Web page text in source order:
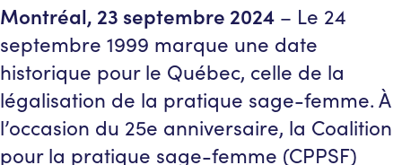
Montréal, 23 septembre 2024 – Le 24
septembre 1999 marque une date
historique pour le Québec, celle de la
légalisation de la pratique sage-femme. À
l’occasion du 25e anniversaire, la Coalition
pour la pratique sage-femme (CPPSF)